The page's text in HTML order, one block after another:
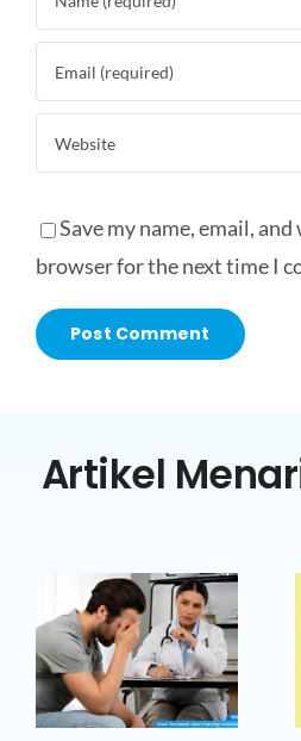
Save my name, email,
browser for the next time I
Artikel